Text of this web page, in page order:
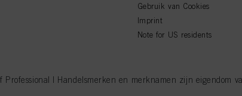
Gebruik van Cookies
Imprint
Note for US residents
| Handelsmerken en merknamen zijn eigendom